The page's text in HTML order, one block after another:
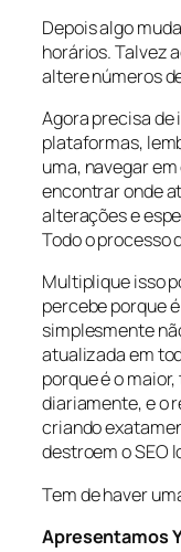
Depois algo
horários. Talvez
altere números
Agora precisa de
plataformas,
uma, navegar
encontrar onde
alterações e
Todo o processo
Multiplique isso
percebe porque
simplesmente
atualizada em
porque é o
diariamente, e o
criando
destroem o SEO
Tem de haver
Apresentamos